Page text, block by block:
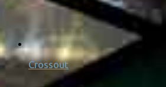
Crossout